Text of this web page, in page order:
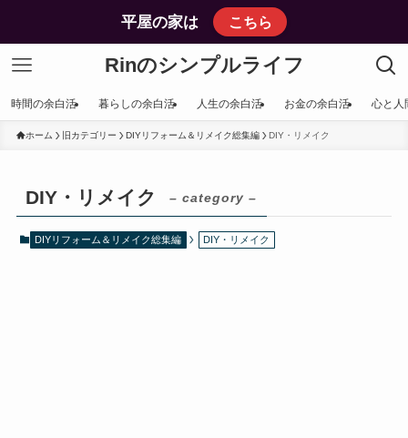
平屋の家は こちら
Rinのシンプルライフ
時間の余白活 暮らしの余白活 人生の余白活 お金の余白活 心と人
ホーム 旧カテゴリー DIYリフォーム＆リメイク総集編 DIY・リメイク
DIY・リメイク – category –
DIYリフォーム＆リメイク総集編 DIY・リメイク